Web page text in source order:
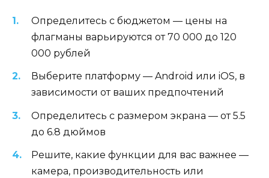
Определитесь с бюджетом — цены на
флагманы варьируются от 70 000 до 120
000 рублей
Выберите платформу — Android или iOS, в
зависимости от ваших предпочтений
Определитесь с размером экрана — от 5.5
до 6.8 дюймов
Решите, какие функции для вас важнее —
камера, производительность или